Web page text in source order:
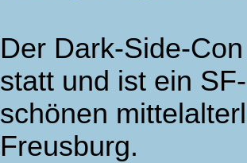
Der Dark-Side-
statt und ist ein
schönen
Freusburg.